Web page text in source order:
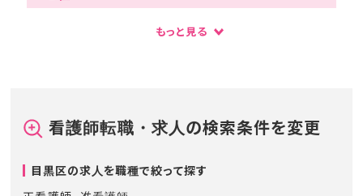
もっと見る
看護師転職・求人の検索条件を変更
目黒区の求人を職種で絞って探す